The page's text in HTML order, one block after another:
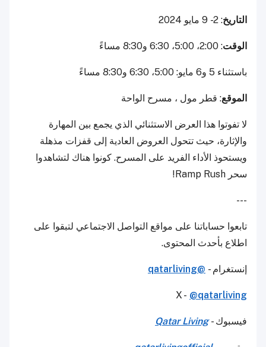
التاريخ: 2 - 9 مايو 2024
الوقت: 2:00، 5:00، 6:30 و8:30 مساءً
باستثناء 5 و6 مايو: 5:00، 6:30 و8:30 مساءً
الموقع: قطر مول ، مسرح الواحة
لا تفوتوا هذا العرض الاستثنائي الذي يجمع بين المهارة
والإثارة، حيث تتحول العروض العادية إلى قفزات مذهلة
ويستحوذ الأداء الفريد على المسرح. كونوا هناك لتشاهدوا
سحر Ramp Rush!
---
تابعوا حساباتنا على مواقع التواصل الاجتماعي لتبقوا على
اطلاع بأحدث المحتوى.
إنستغرام - @qatarliving
X - @qatarliving
فيسبوك -Qatar Living